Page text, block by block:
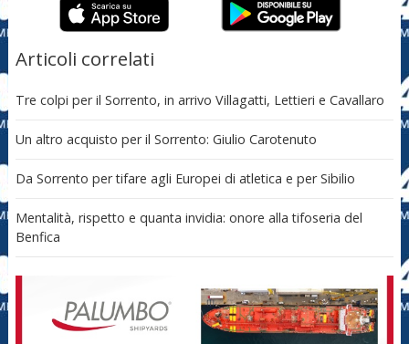
Articoli correlati
Tre colpi per il Sorrento, in arrivo Villagatti, Lettieri e Cavallaro
Un altro acquisto per il Sorrento: Giulio Carotenuto
Da Sorrento per tifare agli Europei di atletica e per Sibilio
Mentalità, rispetto e quanta invidia: onore alla tifoseria del
Benfica